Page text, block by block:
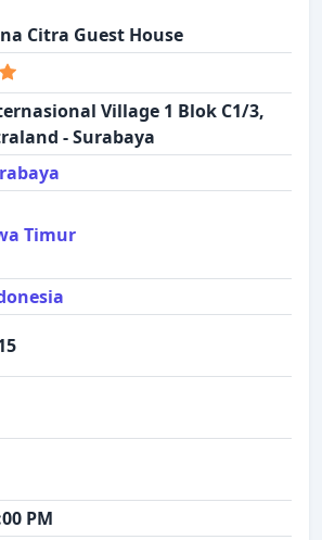
Citra Guest House
Village 1 Blok C1/3,
- Surabaya
Timur
PM